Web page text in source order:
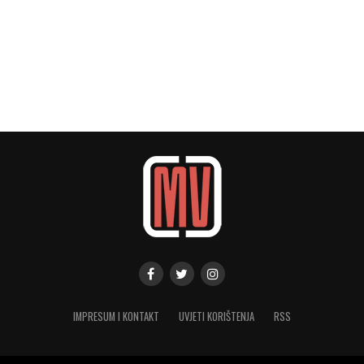
IMPRESUM I KONTAKT UVJETI KORIŠTENJA RSS